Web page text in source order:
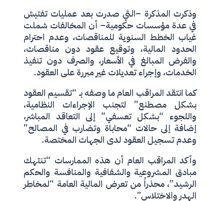
وذكرت المذكرة –التي صدرت بعد عمليات تفتيش
في عدة مؤسسات حكومية– أن المخالفات شملت
غياب الخطط السنوية للمناقصات، وعدم احترام
الحدود المالية، وتوقيع عقود دون مناقصات،
والفرض المبالغ في الأسعار، والصرف دون تنفيذ
الخدمات، وإجراء تعديلات غير مبررة على العقود.
كما انتقد المراقب العام ما وصفه بـ “تقسيم العقود
بشكل مصطنع” لتجنب الإجراءات النظامية،
واللجوء “بشكل تعسفي” إلى التعاقد المباشر،
إضافة إلى حالات “محاباة وتضارب في المصالح”
وعدم تسجيل العقود لدى الجهات المختصة.
وأكد المراقب العام أن هذه الممارسات “تنتهك
مبادق المشروعية والشفافية والمنافسة والحكم
الرشيد”، محذراً من تعرض المالية العامة “لمخاطر
الهدر والاختلاس”.